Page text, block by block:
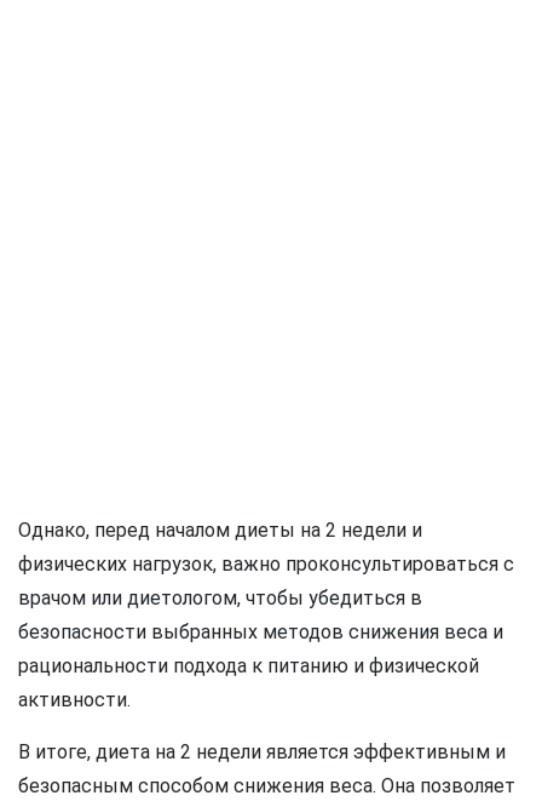
Однако, перед началом диеты на 2 недели и
физических нагрузок, важно проконсультироваться с
врачом или диетологом, чтобы убедиться в
безопасности выбранных методов снижения веса и
рациональности подхода к питанию и физической
активности.
В итоге, диета на 2 недели является эффективным и
безопасным способом снижения веса. Она позволяет